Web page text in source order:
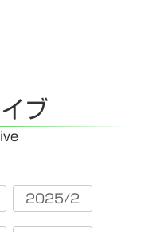
ブ
2025/2